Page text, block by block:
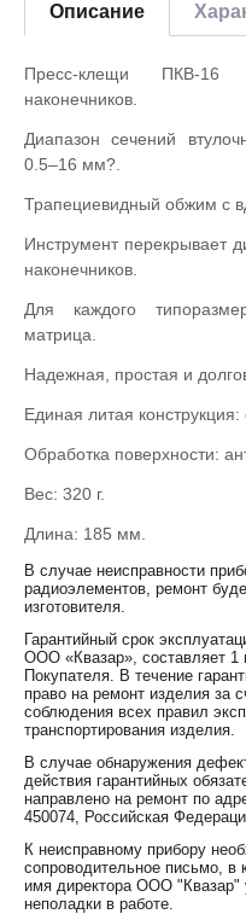
Описание
Пресс-клещи ПКВ-16
наконечников.
Диапазон сечений
0.5–16 мм?.
Трапециевидный обжим с
Инструмент перекрывает
наконечников.
Для каждого
матрица.
Надежная, простая и
Единая литая конструкция:
Обработка поверхности:
Вес: 320 г.
Длина: 185 мм.
В случае неисправности
радиоэлементов, ремонт
изготовителя.
Гарантийный срок
ООО «Квазар», составляет 1
Покупателя. В течение
право на ремонт изделия за
соблюдения всех правил
транспортирования изделия.
В случае обнаружения
действия гарантийных
направлено на ремонт по
450074, Российская
К неисправному прибору
сопроводительное письмо, в
имя директора ООО "Квазар"
неполадки в работе.